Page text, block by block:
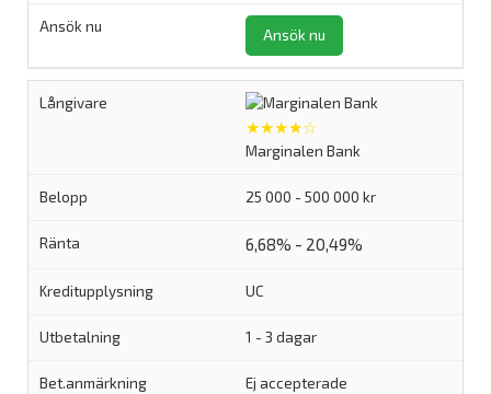
Ansök nu
★★★★☆
Marginalen Bank
25 000 - 500 000 kr
6,68% - 20,49%
UC
1 - 3 dagar
Ej accepterade